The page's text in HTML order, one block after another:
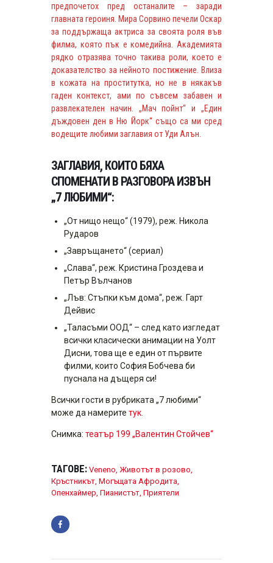
предпочетох пред останалите – заради
главната героиня. Мира Сорвино печели Оскар
за поддържаща актриса за своята роля във
филма, която пък е комедийна. Академията
рядко отразява точно такива роли, което е
доказателство за нейното постижение. Влиза
в кожата на проститутка, но не в някакъв
гаден контекст, ами по съвсем забавен и
развлекателен начин. „Мач пойнт“ и „Един
дъждовен ден в Ню Йорк“ също са ми сред
водещите любими заглавия от Уди Алън.
ЗАГЛАВИЯ, КОИТО БЯХА
СПОМЕНАТИ В РАЗГОВОРА ИЗВЪН
„7 ЛЮБИМИ“:
„От нищо нещо“ (1979), реж. Никола
Рударов
„Завръщането“ (сериал)
„Слава“, реж. Кристина Гроздева и
Петър Вълчанов
„Лъв: Стъпки към дома“, реж. Гарт
Дейвис
„Таласъми ООД“ – след като изгледат
всички класически анимации на Уолт
Дисни, това ще е един от първите
филми, които София Бобчева би
пуснала на дъщеря си!
Всички гости в рубриката „7 любими“
може да намерите тук.
Снимка: театър 199 „Валентин Стойчев“
ТАГОВЕ: Veneno Животът в розово
Кръстникът Могъщата Афродита
Опенхаймер Пианистът Приятели